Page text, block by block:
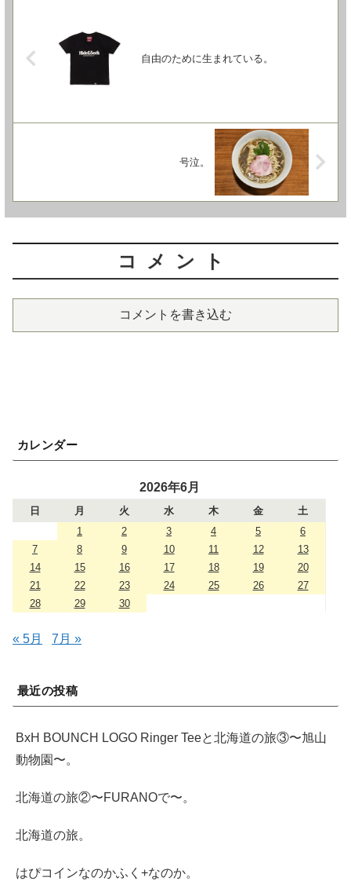
自由のために生まれている。
号泣。
コメント
コメントを書き込む
カレンダー
2026年6月
日 月 火 水 木 金
土
1
2 3 4 5
6
7
8 9 10 11 12
13
14
15 16 17 18 19
20
21
22 23 24 25 26
27
28
29 30
« 5月 7月 »
最近の投稿
BxH BOUNCH LOGO Ringer Teeと北海道の旅③〜旭山
動物園〜。
北海道の旅②〜FURANOで〜。
北海道の旅。
はぴコインなのかふく+なのか。